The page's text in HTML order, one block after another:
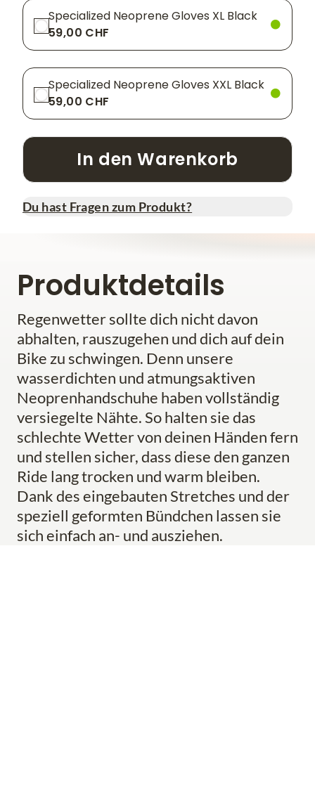
Specialized Neoprene Gloves XL Black
59,00 CHF
Specialized Neoprene Gloves XXL Black
59,00 CHF
In den Warenkorb
Du hast Fragen zum Produkt?
Produktdetails
Regenwetter sollte dich nicht davon
abhalten, rauszugehen und dich auf dein
Bike zu schwingen. Denn unsere
wasserdichten und atmungsaktiven
Neoprenhandschuhe haben vollständig
versiegelte Nähte. So halten sie das
schlechte Wetter von deinen Händen fern
und stellen sicher, dass diese den ganzen
Ride lang trocken und warm bleiben.
Dank des eingebauten Stretches und der
speziell geformten Bündchen lassen sie
sich einfach an- und ausziehen.